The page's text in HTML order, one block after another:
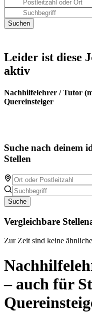
Leider ist diese
aktiv
Nachhilfelehrer / Tutor
Quereinsteiger
Suche nach deinem
Stellen
Suche
Vergleichbare
Zur Zeit sind keine
– auch für